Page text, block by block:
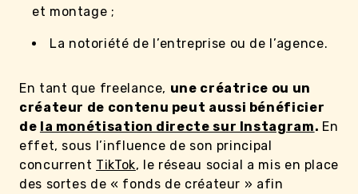
et montage ;
La notoriété de l’entreprise ou de l’agence.
En tant que freelance, une créatrice ou un
créateur de contenu peut aussi bénéficier
de la monétisation directe sur Instagram. En
effet, sous l’influence de son principal
concurrent TikTok, le réseau social a mis en place
des sortes de « fonds de créateur » afin